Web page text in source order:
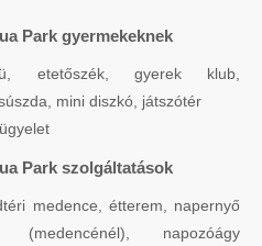
Park gyermekeknek
etetőszék, gyerek klub,
mini diszkó, játszótér
Park szolgáltatások
medence, étterem, napernyő
(medencénél), napozóágy